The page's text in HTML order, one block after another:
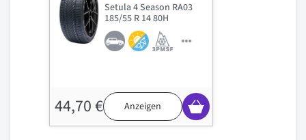
Setula 4 Season RA03
185/55 R 14 80H
44,70 € Anzeigen